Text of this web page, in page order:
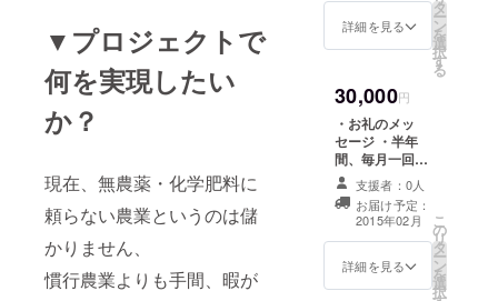
▼プロジェクトで
何を実現したい
か？
現在、無農薬・化学肥料に
頼らない農業というのは儲
かりません、
慣行農業よりも手間、暇が
詳細を見る
タ
ー
ン
を
選
択
す
る
30,000円
・お礼のメッ
セージ ・半年
間、毎月一回野
菜セット（中）
をお送り致しま
す。
支援者：0人
お届け予定：
2015年02月
詳細を見る
こ
の
リ
タ
ー
ン
を
選
択